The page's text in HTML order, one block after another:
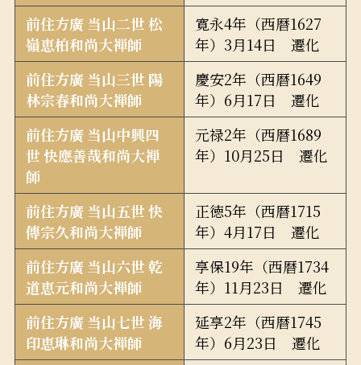
前住方廣 当山二世 松
嶺恵柏和尚大禅師
寛永4年（西暦1627
年）3月14日 遷化
前住方廣 当山三世 陽
林宗春和尚大禅師
慶安2年（西暦1649
年）6月17日 遷化
前住方廣 当山中興四
世 快應善哉和尚大禅
師
元禄2年（西暦1689
年）10月25日 遷化
前住方廣 当山五世 快
傳宗久和尚大禅師
正徳5年（西暦1715
年）4月17日 遷化
前住方廣 当山六世 乾
道恵元和尚大禅師
享保19年（西暦1734
年）11月23日 遷化
前住方廣 当山七世 海
印恵琳和尚大禅師
延享2年（西暦1745
年）6月23日 遷化